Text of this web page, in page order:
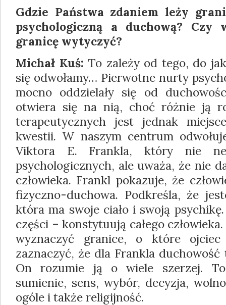
Gdzie Państwa zdaniem leży
psychologiczną a duchową?
granicę wytyczyć?
Michał Kuś: To zależy od tego, do
się odwołamy… Pierwotne nurty
mocno oddzielały się od
otwiera się na nią, choć różnie ją
terapeutycznych jest jednak
kwestii. W naszym centrum
Viktora E. Frankla, który nie
psychologicznych, ale uważa, że nie
człowieka. Frankl pokazuje, że
fizyczno-duchowa. Podkreśla, że
która ma swoje ciało i swoją
części – konstytuują całego
wyznaczyć granice, o które
zaznaczyć, że dla Frankla
On rozumie ją o wiele szerzej.
sumienie, sens, wybór, decyzja,
ogóle i także religijność.